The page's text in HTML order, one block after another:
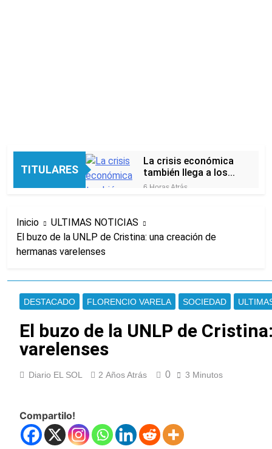
TITULARES
La crisis económica
también llega a los
templos: casi la
alimentos, dinero o
6 Horas Atrás
12 Horas Atrás
Lionel Messi llegará a
Murió Jorge Messi,
padre de Lionel
Messi, a los 68 años
17 Horas Atrás
Thiago Medina fue
imputado
CTA profundizan su
primer nivel en la sede
de Quilmes
1 Día Atrás
La Diócesis de
Inicio
ULTIMAS NOTICIAS
El buzo de la UNLP de Cristina: una creación de
hermanas varelenses
DESTACADO FLORENCIO VARELA SOCIEDAD
El buzo de la UNLP de
varelenses
Diario EL SOL 2 Años Atrás 0 3 Minutos
Compartilo!